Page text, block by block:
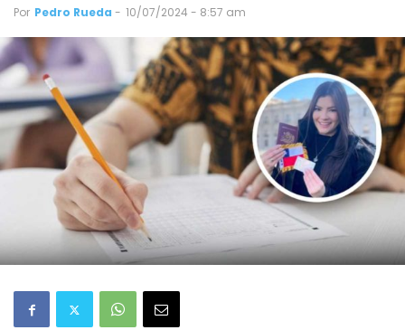
Por Pedro Rueda - 10/07/2024 - 8:57 am